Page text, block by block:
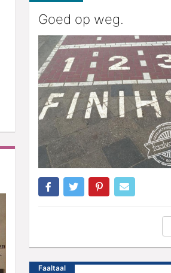
Goed op weg.
Faaltaal